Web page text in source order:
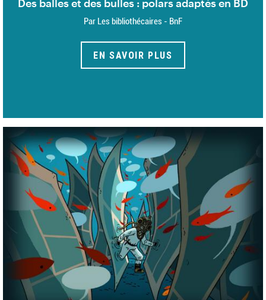
Des balles et des bulles : polars adaptés en BD
Par Les bibliothécaires - BnF
EN SAVOIR PLUS